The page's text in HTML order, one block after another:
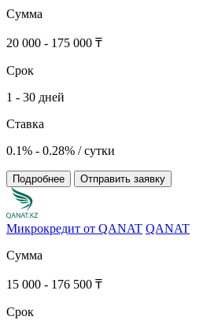
Сумма
20 000 - 175 000 ₸
Срок
1 - 30 дней
Ставка
0.1% - 0.28% / сутки
Подробнее Отправить заявку
Микрокредит от QANAT QANAT
Сумма
15 000 - 176 500 ₸
Срок